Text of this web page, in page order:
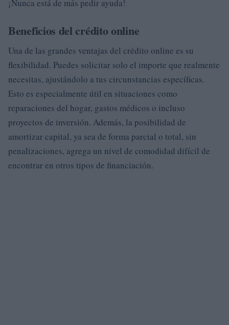
¡Nunca está de más pedir ayuda!
Beneficios del crédito online
Una de las grandes ventajas del crédito online es su
flexibilidad. Puedes solicitar solo el importe que realmente
necesitas, ajustándolo a tus circunstancias específicas.
Esto es especialmente útil en situaciones como
reparaciones del hogar, gastos médicos o incluso
proyectos de inversión. Además, la posibilidad de
amortizar capital, ya sea de forma parcial o total, sin
penalizaciones, agrega un nivel de comodidad difícil de
encontrar en otros tipos de financiación.